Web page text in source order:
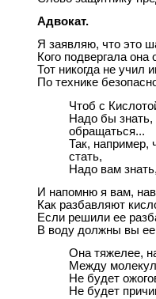
Адвокат.
Я заявляю, что это
Кого подвергала она
Тот никогда не учил
По технике
Чтоб с
Надо бы знать,
обращаться...
Так, например,
стать,
Надо вам
И напомню я вам,
Как разбавляют
Если решили ее
В воду должны вы ее
Она тяжелее,
Между
Не будет
Не будет